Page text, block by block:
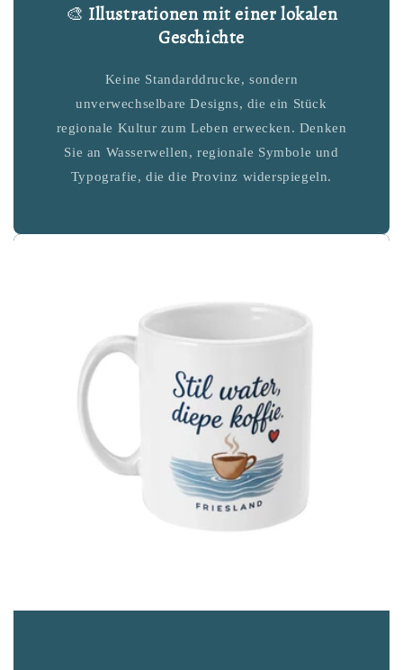
🎨 Illustrationen mit einer lokalen
Geschichte
Keine Standarddrucke, sondern
unverwechselbare Designs, die ein Stück
regionale Kultur zum Leben erwecken. Denken
Sie an Wasserwellen, regionale Symbole und
Typografie, die die Provinz widerspiegeln.